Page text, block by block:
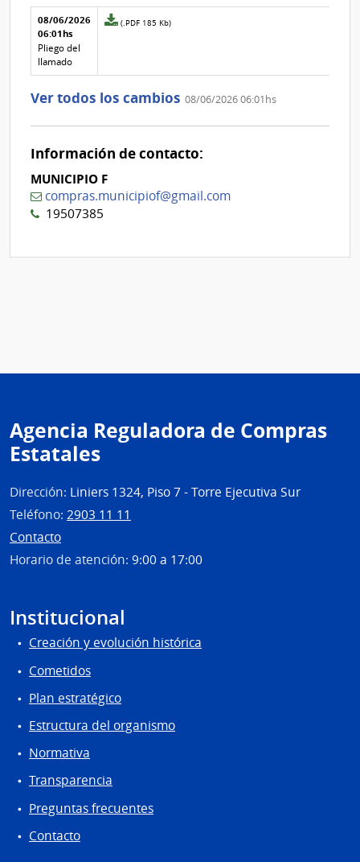
Aclaraciones del llamado
Fecha y
texto de
la
aclaración
08/06/2026
06:01hs
Pliego del
llamado
Archivo
aclaración
2
(.PDF 185 Kb)
Ver todos los cambios 08/06/2026 06:01hs
Información de contacto:
MUNICIPIO F
compras.municipiof@gmail.com
19507385
Agencia Reguladora de Compras
Estatales
Dirección: Liniers 1324, Piso 7 - Torre Ejecutiva Sur
Teléfono: 2903 11 11
Contacto
Horario de atención: 9:00 a 17:00
Institucional
Creación y evolución histórica
Cometidos
Plan estratégico
Estructura del organismo
Normativa
Transparencia
Preguntas frecuentes
Contacto